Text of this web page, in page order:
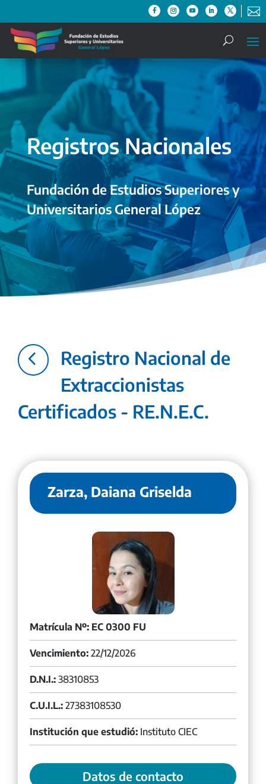

Registros Nacionales
Fundación de Estudios Superiores y
Universitarios General López
4
Registro Nacional de
Extraccionistas
Certificados - RE.N.E.C.
Zarza, Daiana Griselda
Matrícula Nº: EC 0300 FU
Vencimiento: 22/12/2026
D.N.I.: 38310853
C.U.I.L.: 27383108530
Institución que estudió: Instituto CIEC
Datos de contacto